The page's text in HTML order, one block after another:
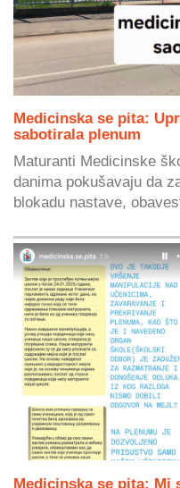
Medicinska se pita:
sabotirala plenum
Maturanti Medicinske
danima pokušavaju da
blokadu nastave,
Medicinska se pita: Mi